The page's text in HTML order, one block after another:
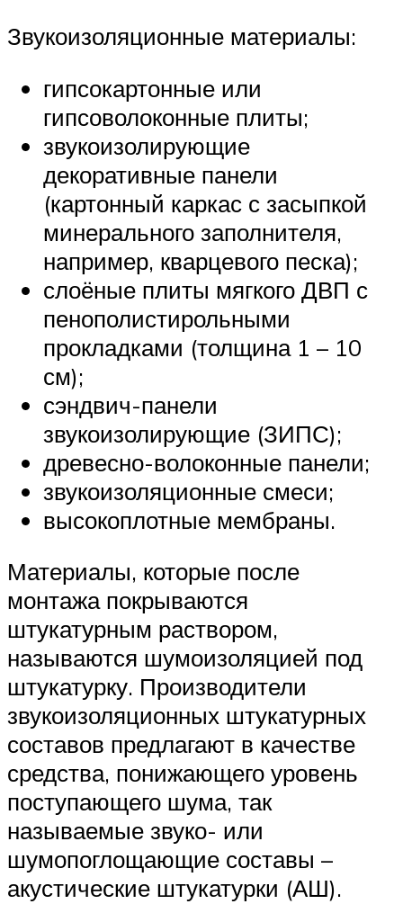
Звукоизоляционные материалы:
гипсокартонные или
гипсоволоконные плиты;
звукоизолирующие
декоративные панели
(картонный каркас с засыпкой
минерального заполнителя,
например, кварцевого песка);
слоёные плиты мягкого ДВП с
пенополистирольными
прокладками (толщина 1 – 10
см);
сэндвич-панели
звукоизолирующие (ЗИПС);
древесно-волоконные панели;
звукоизоляционные смеси;
высокоплотные мембраны.
Материалы, которые после
монтажа покрываются
штукатурным раствором,
называются шумоизоляцией под
штукатурку. Производители
звукоизоляционных штукатурных
составов предлагают в качестве
средства, понижающего уровень
поступающего шума, так
называемые звуко- или
шумопоглощающие составы –
акустические штукатурки (АШ).